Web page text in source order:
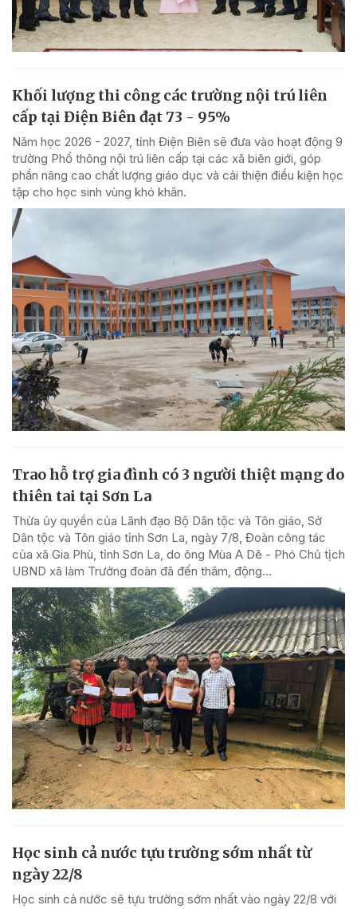
Khối lượng thi công các trường nội trú liên
cấp tại Điện Biên đạt 73 - 95%
Năm học 2026 - 2027, tỉnh Điện Biên sẽ đưa vào hoạt động 9
trường Phổ thông nội trú liên cấp tại các xã biên giới, góp
phần nâng cao chất lượng giáo dục và cải thiện điều kiện học
tập cho học sinh vùng khó khăn.
Trao hỗ trợ gia đình có 3 người thiệt mạng do
thiên tai tại Sơn La
Thừa ủy quyền của Lãnh đạo Bộ Dân tộc và Tôn giáo, Sở
Dân tộc và Tôn giáo tỉnh Sơn La, ngày 7/8, Đoàn công tác
của xã Gia Phù, tỉnh Sơn La, do ông Mùa A Dê - Phó Chủ tịch
UBND xã làm Trưởng đoàn đã đến thăm, động...
Học sinh cả nước tựu trường sớm nhất từ
ngày 22/8
Học sinh cả nước sẽ tựu trường sớm nhất vào ngày 22/8 với